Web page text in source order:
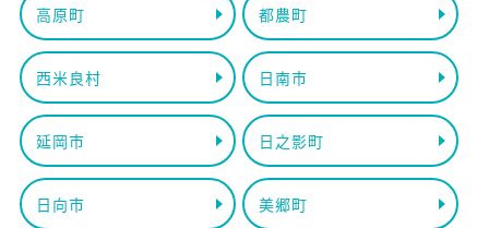
高原町 都農町
西米良村 日南市
延岡市 日之影町
日向市 美郷町